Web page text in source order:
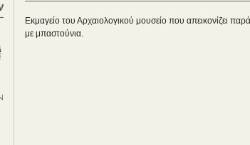
Εκμαγείο του Αρχαιολογικού μουσείο που απεικονίζει
με μπαστούνια.